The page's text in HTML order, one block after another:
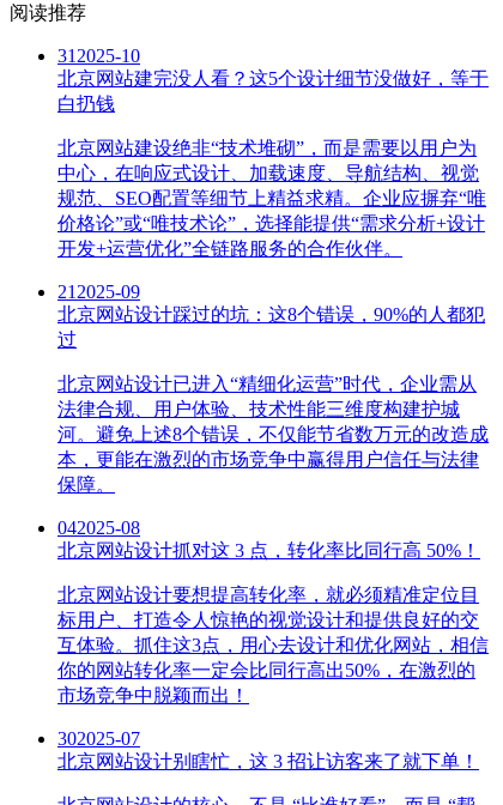
阅读推荐
31 2025-10
北京网站建完没人看？这5个设计细节没做好，等于
白扔钱
北京网站建设绝非“技术堆砌”，而是需要以用户为
中心，在响应式设计、加载速度、导航结构、视觉
规范、SEO配置等细节上精益求精。企业应摒弃“唯
价格论”或“唯技术论”，选择能提供“需求分析+设计
开发+运营优化”全链路服务的合作伙伴。
21 2025-09
北京网站设计踩过的坑：这8个错误，90%的人都犯
过
北京网站设计已进入“精细化运营”时代，企业需从
法律合规、用户体验、技术性能三维度构建护城
河。避免上述8个错误，不仅能节省数万元的改造成
本，更能在激烈的市场竞争中赢得用户信任与法律
保障。
042025-08
北京网站设计抓对这 3 点，转化率比同行高 50%！
北京网站设计要想提高转化率，就必须精准定位目
标用户、打造令人惊艳的视觉设计和提供良好的交
互体验。抓住这3点，用心去设计和优化网站，相信
你的网站转化率一定会比同行高出50%，在激烈的
市场竞争中脱颖而出！
302025-07
北京网站设计别瞎忙，这 3 招让访客来了就下单！